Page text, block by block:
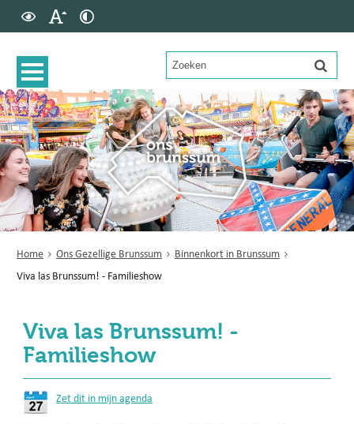
Home Ons Gezellige Brunssum
Binnenkort in Brunssum
Viva las Brunssum! - Familieshow
Viva las Brunssum! -
Familieshow
Zet dit in mijn agenda